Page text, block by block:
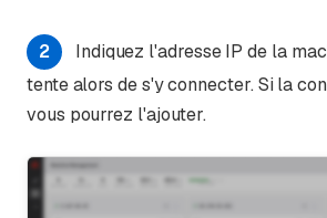
2
Indiquez l'adresse IP de la
tente alors de s'y connecter. Si la
vous pourrez l'ajouter.